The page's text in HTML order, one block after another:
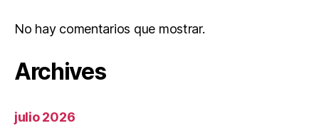
No hay comentarios que mostrar.
Archives
julio 2026